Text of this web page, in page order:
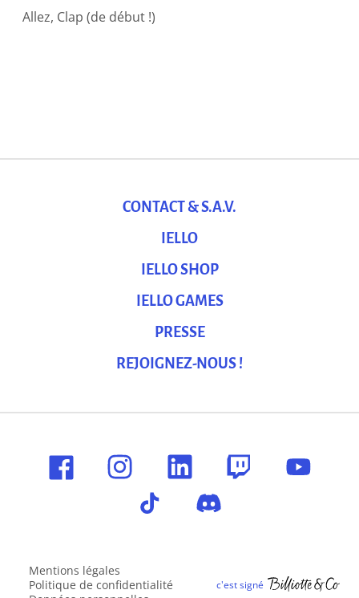
Allez, Clap (de début !)
CONTACT & S.A.V.
IELLO
IELLO SHOP
IELLO GAMES
PRESSE
REJOIGNEZ-NOUS !
Mentions légales
Politique de confidentialité